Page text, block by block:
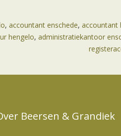
, accountant enschede, accountant
hengelo, administratiekantoor
Beersen & Grandiek